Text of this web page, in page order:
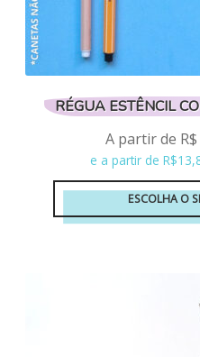
RÉGUA ESTÊNCIL
A partir de R$
e a partir de
ESCOLHA O
Este